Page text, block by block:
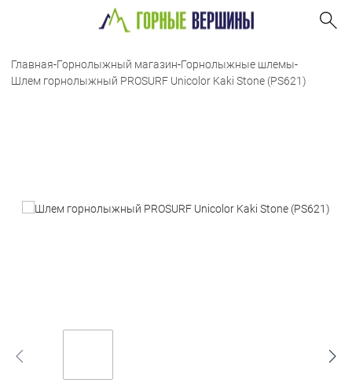
Главная-Горнолыжный магазин-Горнолыжные шлемы-
Шлем горнолыжный PROSURF Unicolor Kaki Stone (PS621)